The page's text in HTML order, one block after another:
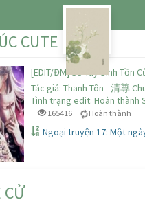
CUTE
[EDIT/ĐM] Sổ Tay Sinh Tồn
Tác giả: Thanh Tôn - 清尊
Tình trạng edit: Hoàn
165416 Hoàn thành
Ngoại truyện 17: Một
CỬ